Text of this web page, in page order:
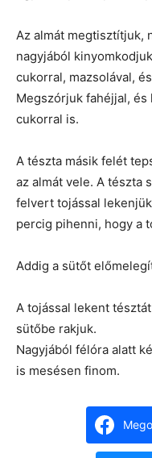
Az almát megtisztítjuk,
nagyjából
cukorral, mazsolával,
Megszórjuk fahéjjal, és
cukorral is.
A tészta másik felét
az almát vele. A tészta
felvert tojással
percig pihenni, hogy a
Addig a sütőt
A tojással lekent
sütőbe rakjuk.
Nagyjából félóra alatt
is mesésen finom.